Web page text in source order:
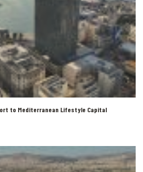
to Mediterranean Lifestyle Capital